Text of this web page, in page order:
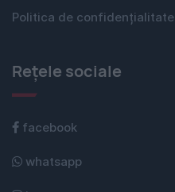
Politica de confidențialitate
Rețele sociale
facebook
whatsapp